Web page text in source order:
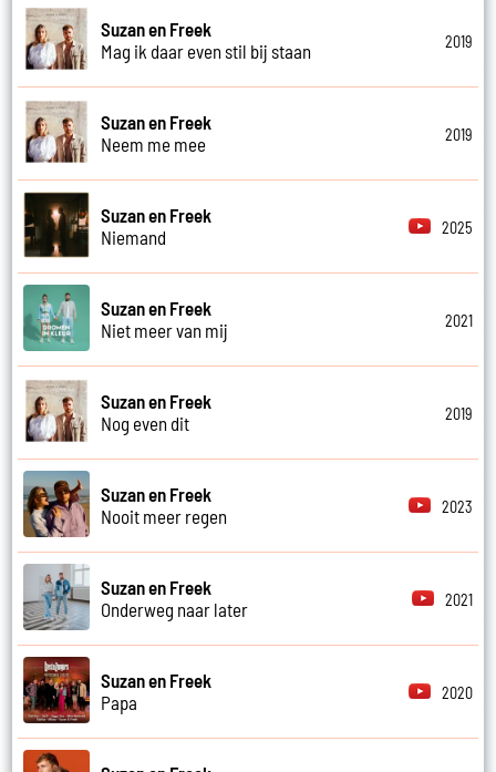
Suzan en Freek
Mag ik daar even stil bij staan
2019
Suzan en Freek
Neem me mee
2019
Suzan en Freek
Niemand
2025
Suzan en Freek
Niet meer van mij
2021
Suzan en Freek
Nog even dit
2019
Suzan en Freek
Nooit meer regen
2023
Suzan en Freek
Onderweg naar later
2021
Suzan en Freek
Papa
2020